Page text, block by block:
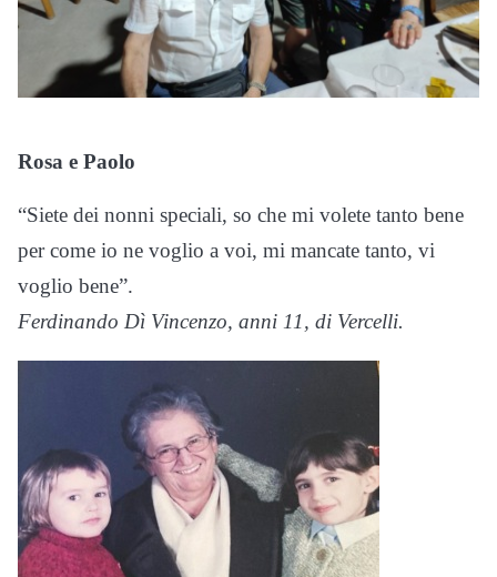
Rosa e Paolo
“Siete dei nonni speciali, so che mi volete tanto bene
per come io ne voglio a voi, mi mancate tanto, vi
voglio bene”.
Ferdinando Dì Vincenzo, anni 11, di Vercelli.